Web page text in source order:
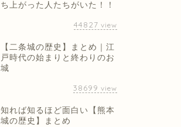
ち上がった人たちがいた！！
44827 view
【二条城の歴史】まとめ｜江
戸時代の始まりと終わりのお
城
38699 view
知れば知るほど面白い【熊本
城の歴史】まとめ